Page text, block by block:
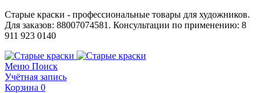
Старые краски - профессиональные товары для художников.
Для заказов: 88007074581. Консультации по применению: 8
911 923 0140
Меню Поиск
Учётная запись
Корзина 0